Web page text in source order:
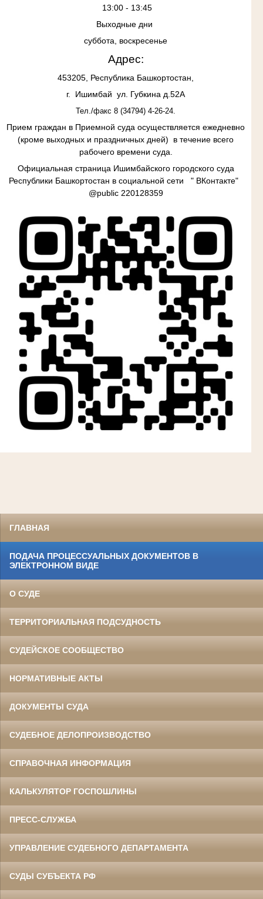
13:00 - 13:45
Выходные дни
суббота, воскресенье
Адрес:
453205, Республика Башкортостан,
г. Ишимбай ул. Губкина д.52А
Тел./факс 8 (34794) 4-26-24.
Прием граждан в Приемной суда осуществляется ежедневно
(кроме выходных и праздничных дней) в течение всего
рабочего времени суда.
Официальная страница Ишимбайского городского суда
Республики Башкортостан в социальной сети " ВКонтакте"
@public220128359
ГЛАВНАЯ
ПОДАЧА ПРОЦЕССУАЛЬНЫХ ДОКУМЕНТОВ В
ЭЛЕКТРОННОМ ВИДЕ
О СУДЕ
ТЕРРИТОРИАЛЬНАЯ ПОДСУДНОСТЬ
СУДЕЙСКОЕ СООБЩЕСТВО
НОРМАТИВНЫЕ АКТЫ
ДОКУМЕНТЫ СУДА
СУДЕБНОЕ ДЕЛОПРОИЗВОДСТВО
СПРАВОЧНАЯ ИНФОРМАЦИЯ
КАЛЬКУЛЯТОР ГОСПОШЛИНЫ
ПРЕСС-СЛУЖБА
УПРАВЛЕНИЕ СУДЕБНОГО ДЕПАРТАМЕНТА
СУДЫ СУБЪЕКТА РФ